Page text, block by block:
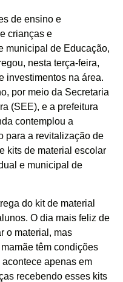
de ensino e
crianças e
municipal de Educação,
nesta terça-feira,
investimentos na área.
por meio da Secretaria
(SEE), e a prefeitura
contemplou a
para a revitalização de
kits de material escolar
e municipal de
do kit de material
O dia mais feliz de
o material, mas
têm condições
apenas em
recebendo esses kits